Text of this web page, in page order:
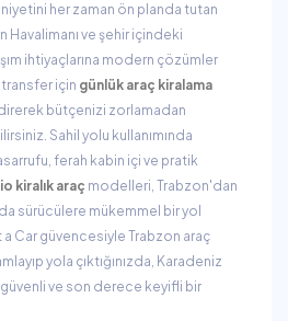
her zaman ön planda tutan
Havalimanı ve şehir içindeki
ihtiyaçlarına modern çözümler
transfer için günlük araç kiralama
bütçenizi zorlamadan
Sahil yolu kullanımında
ferah kabin içi ve pratik
kiralık araç modelleri, Trabzon'dan
sürücülere mükemmel bir yol
a Car güvencesiyle Trabzon araç
yola çıktığınızda, Karadeniz
güvenli ve son derece keyifli bir